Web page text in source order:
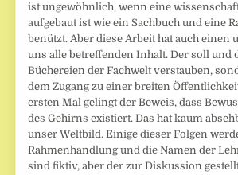
ist ungewöhnlich, wenn eine
aufgebaut ist wie ein Sachbuch und eine
benützt. Aber diese Arbeit hat auch einen
uns alle betreffenden Inhalt. Der soll und
Büchereien der Fachwelt verstauben,
dem Zugang zu einer breiten
ersten Mal gelingt der Beweis, dass
des Gehirns existiert. Das hat kaum
unser Weltbild. Einige dieser Folgen
Rahmenhandlung und die Namen der
sind fiktiv, aber der zur Diskussion